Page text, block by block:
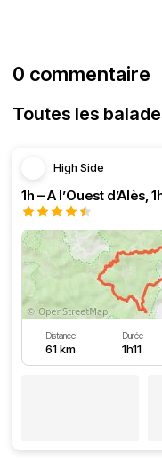
0 commentaire
Toutes les
High Side
Distance
61 km
Durée
1h11